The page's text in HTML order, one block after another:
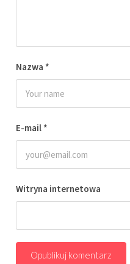
Nazwa *
E-mail *
Witryna internetowa